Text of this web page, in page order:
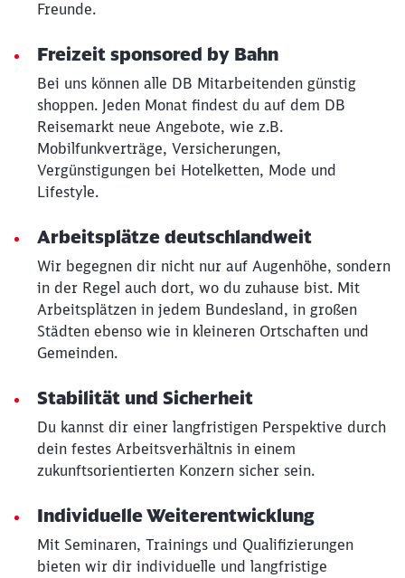
Freunde.
Freizeit sponsored by Bahn
Bei uns können alle DB Mitarbeitenden günstig
shoppen. Jeden Monat findest du auf dem DB
Reisemarkt neue Angebote, wie z.B.
Mobilfunkverträge, Versicherungen,
Vergünstigungen bei Hotelketten, Mode und
Lifestyle.
Arbeitsplätze deutschlandweit
Wir begegnen dir nicht nur auf Augenhöhe, sondern
in der Regel auch dort, wo du zuhause bist. Mit
Arbeitsplätzen in jedem Bundesland, in großen
Städten ebenso wie in kleineren Ortschaften und
Gemeinden.
Stabilität und Sicherheit
Du kannst dir einer langfristigen Perspektive durch
dein festes Arbeitsverhältnis in einem
zukunftsorientierten Konzern sicher sein.
Individuelle Weiterentwicklung
Mit Seminaren, Trainings und Qualifizierungen
bieten wir dir individuelle und langfristige
Möchten Sie zuweitergeleitet
werden?
Abbrechen Weiter